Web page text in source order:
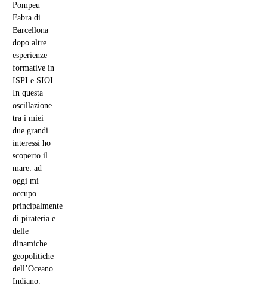
Pompeu
Fabra di
Barcellona
dopo altre
esperienze
formative in
ISPI e SIOI.
In questa
oscillazione
tra i miei
due grandi
interessi ho
scoperto il
mare: ad
oggi mi
occupo
principalmente
di pirateria e
delle
dinamiche
geopolitiche
dell’Oceano
Indiano.